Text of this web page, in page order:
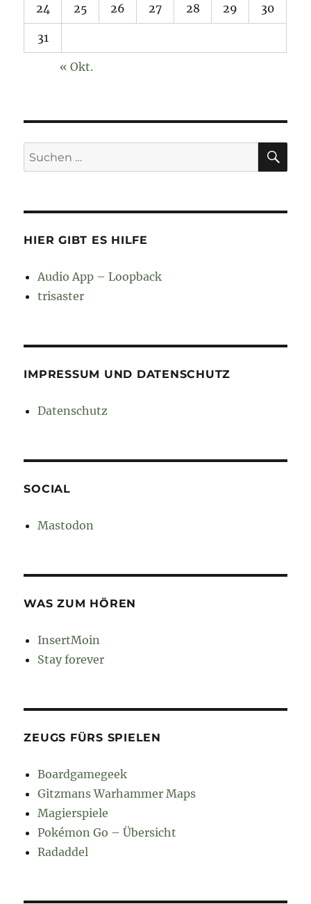
24 25 26 27 28 29 30
31
« Okt.
Suchen
nach:
HIER GIBT ES HILFE
Audio App – Loopback
trisaster
IMPRESSUM UND DATENSCHUTZ
Datenschutz
SOCIAL
Mastodon
WAS ZUM HÖREN
InsertMoin
Stay forever
ZEUGS FÜRS SPIELEN
Boardgamegeek
Gitzmans Warhammer Maps
Magierspiele
Pokémon Go – Übersicht
Radaddel